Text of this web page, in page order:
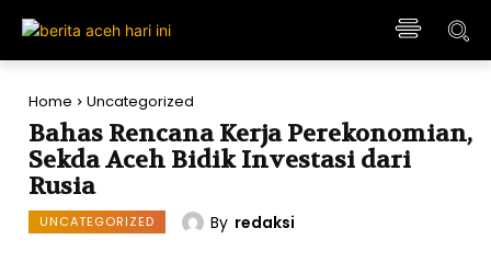
Home Uncategorized
Bahas Rencana Kerja Perekonomian,
Sekda Aceh Bidik Investasi dari
Rusia
UNCATEGORIZED By redaksi